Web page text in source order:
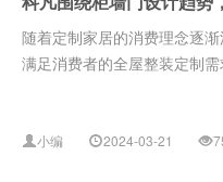
随着定制家居的消费理念逐
满足消费者的全屋整装定制
小编 2024-03-21